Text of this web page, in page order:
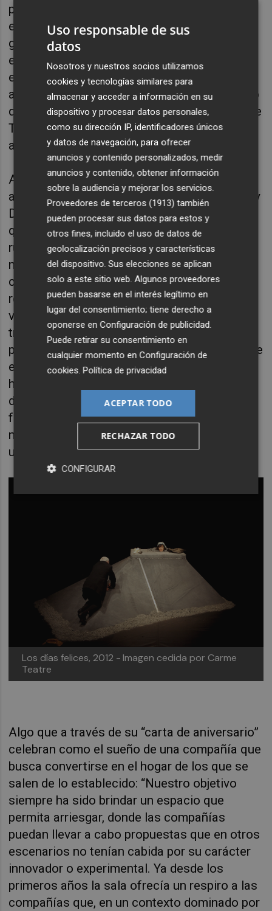
programación familiar a cuestionarnos desde
el presente temas como la identidad de
género -como hacen ahora mismo con el
espectáculo
Padre Nuestro-
y también piezas
en las que recuperamos textos de autores y
autoras de la València olvidada”, explica Lago
quien comprende que la ambición de la Carme
Teatre no ha sido más que “progresar y
aprender a través del arte”.
A lo largo de treinta años, y como deseo
antes de soplar las velas, de la Fuente, Lago y
Delgado consideran que la compañía tiene
que ser capaz de seguir preguntándose su
rumbo y abriéndose a nuevas propuestas
mientras son capaces de “apostar por la
creación contemporánea y siguen
recuperando textos clásicos del teatro
valenciano contemporáneo”. Una manera de
trabajar que les ayuda a mirar desde el
pasado cara a cara al presente para hacer que
el público “conecte con las historias y les
haga reflexionar sobre el presente y el futuro
de la escena”. Un compromiso latente en una
fecha tan especial en la que llegan a una
madurez artística en la que buscan generar
un espacio donde puedan experimentar.
Los días felices, 2012 - Imagen cedida por Carme
Teatre
Algo que a través de su “carta de aniversario”
celebran como el sueño de una compañía que
busca convertirse en el hogar de los que se
salen de lo establecido: “Nuestro objetivo
siempre ha sido brindar un espacio que
permita arriesgar, donde las compañías
puedan llevar a cabo propuestas que en otros
escenarios no tenían cabida por su carácter
innovador o experimental. Ya desde los
primeros años la sala ofrecía un respiro a las
compañías que, en un contexto dominado por
Uso responsable de sus
datos
Nosotros y nuestros socios utilizamos
cookies y tecnologías similares para
almacenar y acceder a información en su
dispositivo y procesar datos personales,
como su dirección IP, identificadores únicos
y datos de navegación, para ofrecer
anuncios y contenido personalizados, medir
anuncios y contenido, obtener información
sobre la audiencia y mejorar los servicios.
Proveedores de terceros (1913) también
pueden procesar sus datos para estos y
otros fines, incluido el uso de datos de
geolocalización precisos y características
del dispositivo. Sus elecciones se aplican
solo a este sitio web. Algunos proveedores
pueden basarse en el interés legítimo en
lugar del consentimiento; tiene derecho a
oponerse enConfiguración de publicidad.
Puede retirar su consentimiento en
cualquier momento enConfiguración de
cookies.Política de privacidad
ACEPTAR TODO
RECHAZAR TODO
CONFIGURAR